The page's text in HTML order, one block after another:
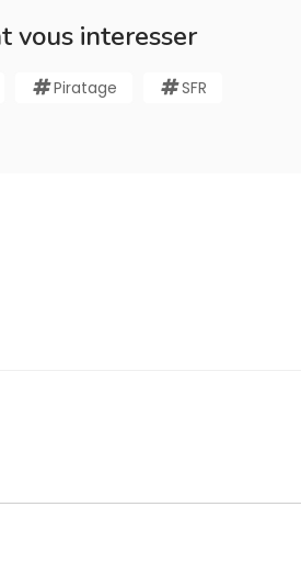
vous interesser
Piratage SFR